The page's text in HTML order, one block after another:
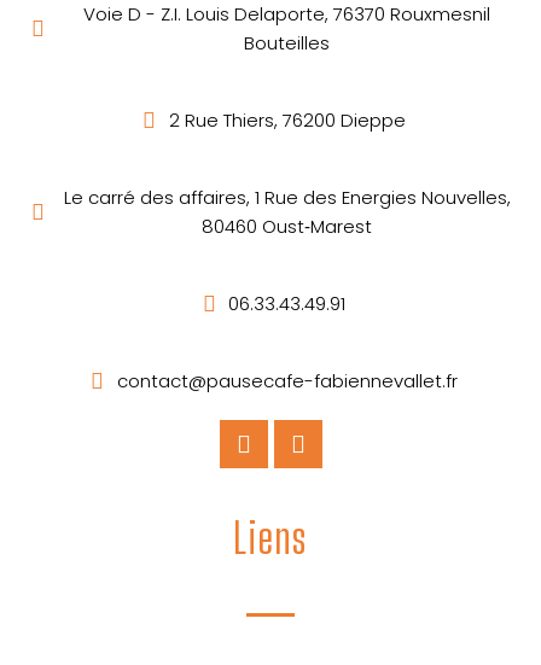
Voie D - Z.I. Louis Delaporte, 76370 Rouxmesnil
Bouteilles
2 Rue Thiers, 76200 Dieppe
Le carré des affaires, 1 Rue des Energies Nouvelles,
80460 Oust‑Marest
06.33.43.49.91
contact@pausecafe-fabiennevallet.fr
Liens